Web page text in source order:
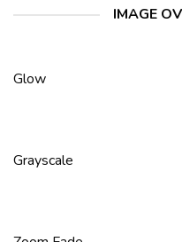
IMAGE
Glow
Grayscale